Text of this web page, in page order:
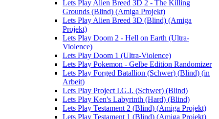
Lets Play Alien Breed 3D 2 - The Killing
Grounds (Blind) (Amiga Projekt)
Lets Play Alien Breed 3D (Blind) (Amiga
Projekt)
Lets Play Doom 2 - Hell on Earth (Ultra-
Violence)
Lets Play Doom 1 (Ultra-Violence)
Lets Play Pokemon - Gelbe Edition Randomizer
Lets Play Forged Batallion (Schwer) (Blind) (in
Arbeit)
Lets Play Project I.G.I. (Schwer) (Blind)
Lets Play Ken's Labyrinth (Hard) (Blind)
Lets Play Testament 2 (Blind) (Amiga Projekt)
Lets Play Testament 1 (Blind) (Amiga Projekt)